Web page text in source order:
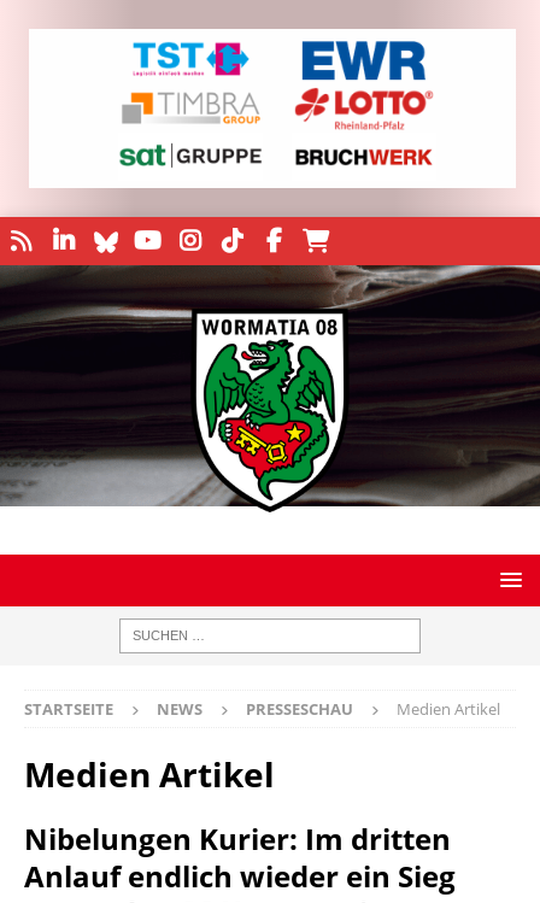
STARTSEITE NEWS PRESSESCHAU Medien Artikel
Medien Artikel
Nibelungen Kurier: Im dritten
Anlauf endlich wieder ein Sieg